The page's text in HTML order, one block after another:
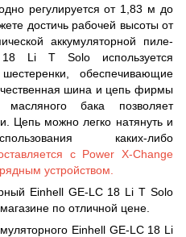
регулируется от 1,83 м до
достичь рабочей высоты от
аккумуляторной пиле-
Li T Solo используется
обеспечивающие
шина и цепь фирмы
бака позволяет
Цепь можно легко натянуть и
каких-либо
с Power X-Change
устройством.
Einhell GE-LC 18 Li T Solo
по отличной цене.
Einhell GE-LC 18 Li